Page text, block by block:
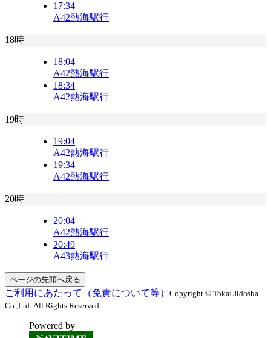
17:34
A42熱海駅行
18時
18:04
A42熱海駅行
18:34
A42熱海駅行
19時
19:04
A42熱海駅行
19:34
A42熱海駅行
20時
20:04
A42熱海駅行
20:49
A43熱海駅行
ページの先頭へ戻る
ご利用にあたって（免責について等） Copyright © Tokai Jidosha
Co.,Ltd. All Rights Reserved.
Powered by